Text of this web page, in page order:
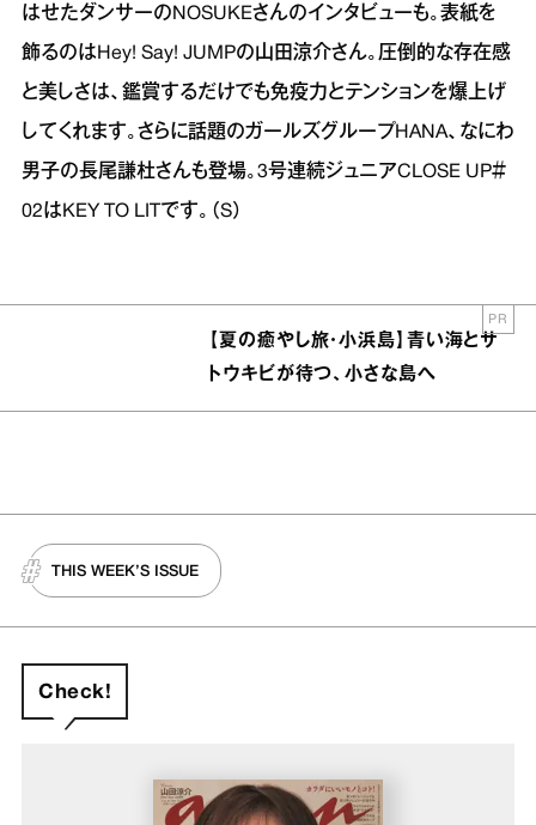
はせたダンサーのNOSUKEさんのインタビューも。表紙を
飾るのはHey! Say! JUMPの山田涼介さん。圧倒的な存在感
と美しさは、鑑賞するだけでも免疫力とテンションを爆上げ
してくれます。さらに話題のガールズグループHANA、なにわ
男子の長尾謙杜さんも登場。3号連続ジュニアCLOSE UP＃
02はKEY TO LITです。（S）
【夏の癒やし旅・小浜島】青い海とサ
トウキビが待つ、小さな島へ
PR
THIS WEEK’S ISSUE
Check!